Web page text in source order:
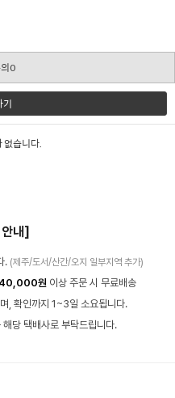
0
없습니다.
내]
. (제주/도서/산간/오지 일부지역 추가)
40,000원 이상 주문 시 무료배송
, 확인까지 1~3일 소요됩니다.
당 택배사로 부탁드립니다.